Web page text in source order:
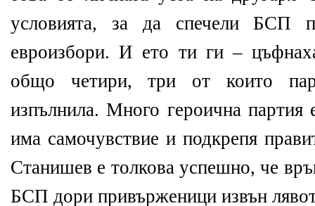
условията, за да спечели БСП
евроизбори. И ето ти ги –
общо четири, три от които
изпълнила. Много героична
има самочувствие и подкрепя
Станишев е толкова успешно, че
БСП дори привърженици извън